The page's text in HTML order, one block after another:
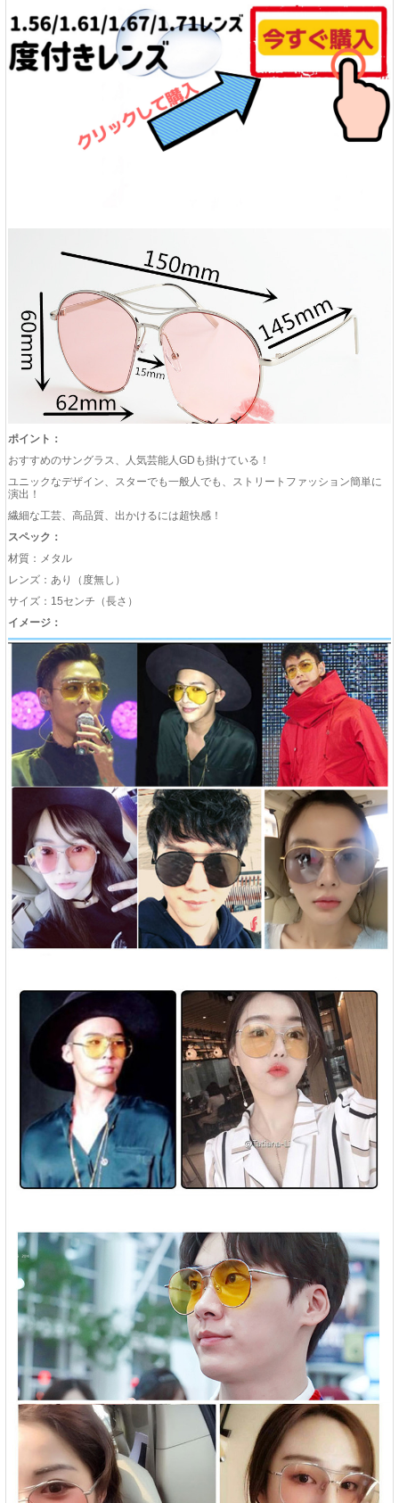
ポイント：
おすすめのサングラス、人気芸能人GDも掛けている！
ユニックなデザイン、スターでも一般人でも、ストリートファッション簡単に
演出！
繊細な工芸、高品質、出かけるには超快感！
スペック：
材質：メタル
レンズ：あり（度無し）
サイズ：15センチ（長さ）
イメージ：